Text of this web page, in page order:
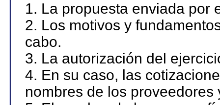
1. La propuesta enviada por
2. Los motivos y
cabo.
3. La autorización del
4. En su caso, las
nombres de los proveedores